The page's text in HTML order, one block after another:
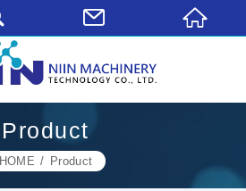
Product
HOME Product